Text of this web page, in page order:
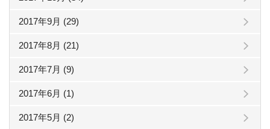
2017年9月 (29)
2017年8月 (21)
2017年7月 (9)
2017年6月 (1)
2017年5月 (2)